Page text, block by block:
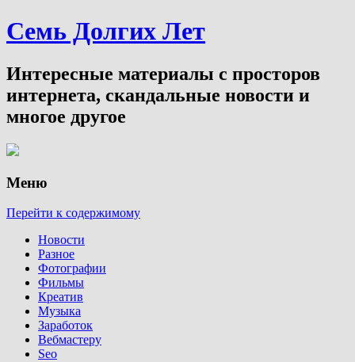
Семь Долгих Лет
Интересные материалы с просторов
интернета, скандальные новости и
многое другое
Меню
Перейти к содержимому
Новости
Разное
Фотографии
Фильмы
Креатив
Музыка
Заработок
Вебмастеру
Seo